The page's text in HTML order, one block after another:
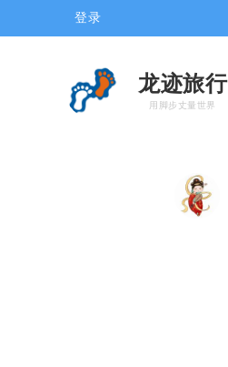
登录
龙迹旅行
用脚步丈量世界